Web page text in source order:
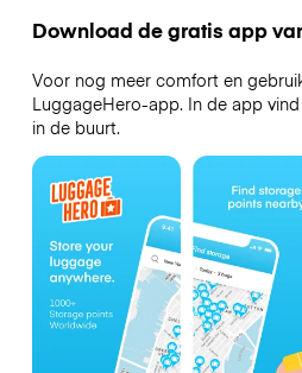
Download de gratis app
Voor nog meer comfort en
LuggageHero-app. In de app
in de buurt.